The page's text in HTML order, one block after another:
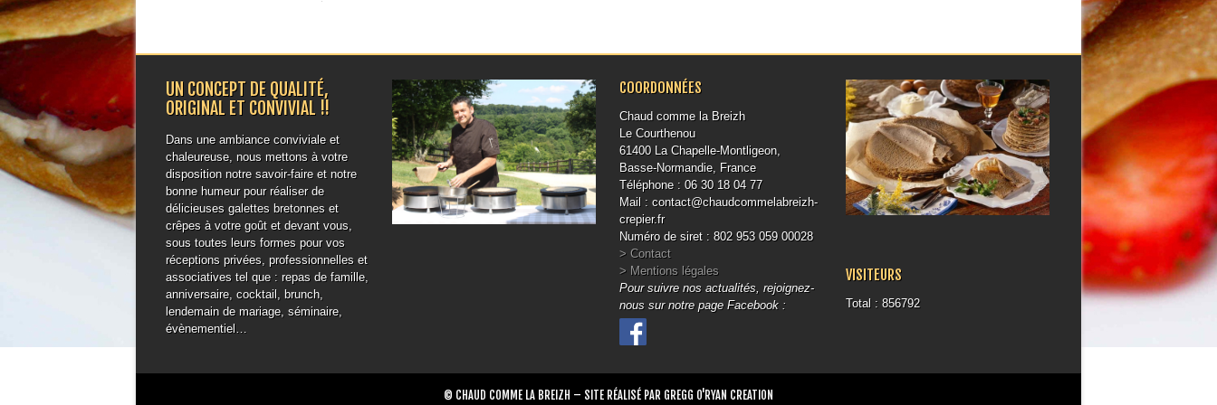
UN CONCEPT DE QUALITÉ,
ORIGINAL ET CONVIVIAL !!
Dans une ambiance conviviale et
chaleureuse, nous mettons à votre
disposition notre savoir-faire et notre
bonne humeur pour réaliser de
délicieuses galettes bretonnes et
crêpes à votre goût et devant vous,
sous toutes leurs formes pour vos
réceptions privées, professionnelles et
associatives tel que : repas de famille,
anniversaire, cocktail, brunch,
lendemain de mariage, séminaire,
évènementiel…
COORDONNÉES
Chaud comme la Breizh
Le Courthenou
61400 La Chapelle-Montligeon,
Basse-Normandie, France
Téléphone : 06 30 18 04 77
Mail : contact@chaudcommelabreizh-
crepier.fr
Numéro de siret : 802 953 059 00028
> Contact
> Mentions légales
Pour suivre nos actualités, rejoignez-
nous sur notre page Facebook :
VISITEURS
Total : 856792
© CHAUD COMME LA BREIZH – SITE RÉALISÉ PAR GREGG O'RYAN CREATION